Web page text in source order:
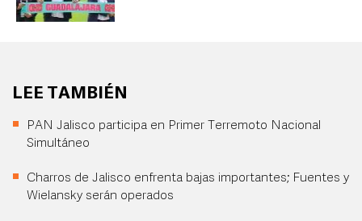
LEE TAMBIÉN
PAN Jalisco participa en Primer Terremoto Nacional
Simultáneo
Charros de Jalisco enfrenta bajas importantes; Fuentes y
Wielansky serán operados